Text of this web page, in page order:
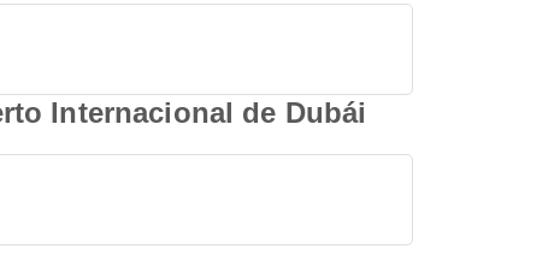
Internacional de Dubái